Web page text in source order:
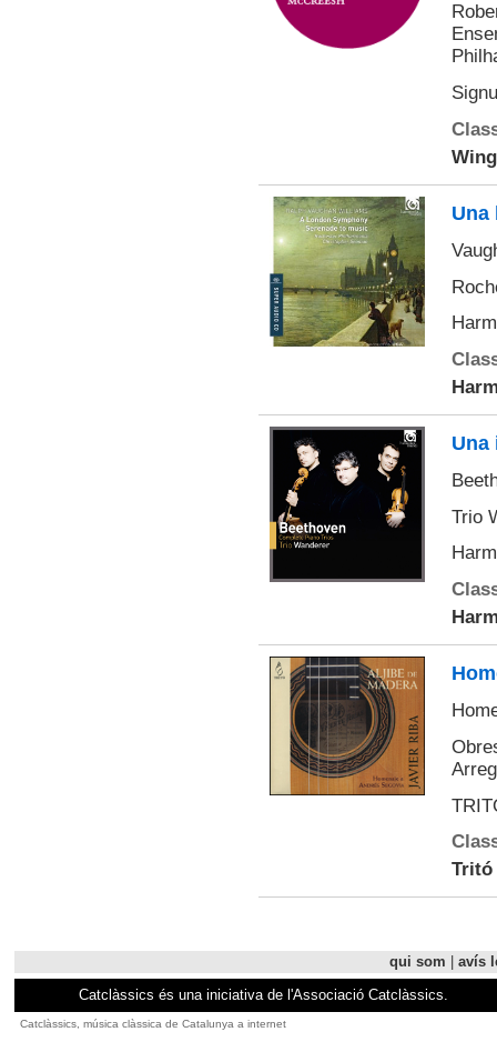
Una
Una
Trio
Tritó
qui som
avís
Catclàssics és una iniciativa de l'Associació Catclàssics.
Catclàssics, música clàssica de Catalunya a internet